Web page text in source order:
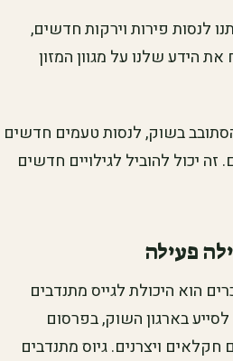
לנסות פירות וירקות חדשים,
הידע שלנו על מגוון המזון
בשוק, לנסות טעמים חדשים
יכול להוביל לגילויים חדשים
הוא היכולת לגייס מתנדבים
בארגון השוק, בפרסום
ויצרנים. גיוס מתנדבים